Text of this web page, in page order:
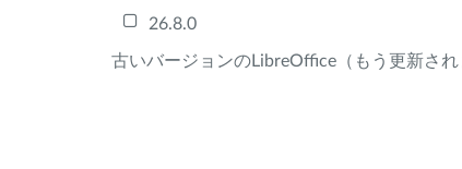
26.8.0
古いバージョンのLibreOffice（もう更新され